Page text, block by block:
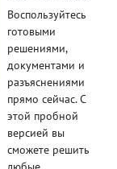
Воспользуйтесь
готовыми
решениями,
документами и
разъяснениями
прямо сейчас. С
этой пробной
версией вы
сможете решить